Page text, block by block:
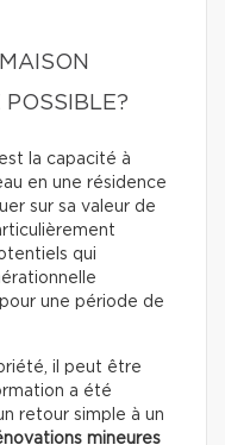
la capacité à
en une résidence
sur sa valeur de
qui
une période de
il peut être
a été
retour simple à un
mineures